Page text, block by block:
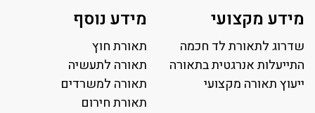
פאנל לד
פרופיל תאורה
תאורה לאולמות ספורט
תאורה למגרשי טניס
מידע מקצועי
שדרוג לתאורת לד חכמה
התייעלות אנרגטית בתאורה
ייעוץ תאורה מקצועי
מידע נוסף
תאורת חוץ
תאורה לתעשיה
תאורה למשרדים
תאורת חירום